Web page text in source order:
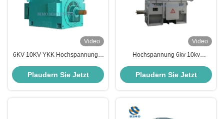
Video
6KV 10KV YKK Hochspannungs-
Phasen-Wechselstrom-
Asynchron-Elektromotor
Plaudern Sie Jetzt
Video
Hochspannung 6kv 10kv
Elektromotor YKK YKS YR YRKK
YRKS Serie
Plaudern Sie Jetzt